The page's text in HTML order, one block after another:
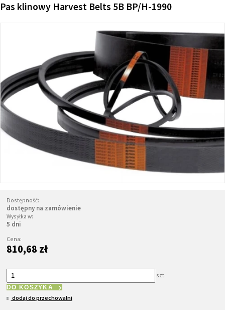
Pas klinowy Harvest Belts 5B BP/H-1990
Dostępność:
dostępny na zamówienie
Wysyłka w:
5 dni
Cena:
810,68 zł
szt.
DO KOSZYKA
dodaj do przechowalni